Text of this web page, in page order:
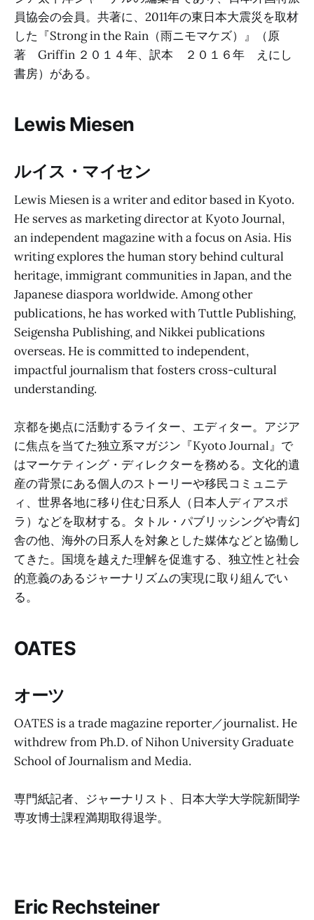
員協会の会員。共著に、2011年の東日本大震災を取材
した『Strong in the Rain（雨ニモマケズ）』（原
著 Griffin ２０１４年、訳本 ２０１６年 えにし
書房）がある。
Lewis Miesen
ルイス・マイセン
Lewis Miesen is a writer and editor based in Kyoto.
He serves as marketing director at Kyoto Journal,
an independent magazine with a focus on Asia. His
writing explores the human story behind cultural
heritage, immigrant communities in Japan, and the
Japanese diaspora worldwide. Among other
publications, he has worked with Tuttle Publishing,
Seigensha Publishing, and Nikkei publications
overseas. He is committed to independent,
impactful journalism that fosters cross-cultural
understanding.
京都を拠点に活動するライター、エディター。アジア
に焦点を当てた独立系マガジン『Kyoto Journal』で
はマーケティング・ディレクターを務める。文化的遺
産の背景にある個人のストーリーや移民コミュニテ
ィ、世界各地に移り住む日系人（日本人ディアスポ
ラ）などを取材する。タトル・パブリッシングや青幻
舎の他、海外の日系人を対象とした媒体などと協働し
てきた。国境を越えた理解を促進する、独立性と社会
的意義のあるジャーナリズムの実現に取り組んでい
る。
OATES
オーツ
OATES is a trade magazine reporter／journalist. He
withdrew from Ph.D. of Nihon University Graduate
School of Journalism and Media.
専門紙記者、ジャーナリスト、日本大学大学院新聞学
専攻博士課程満期取得退学。
Eric Rechsteiner